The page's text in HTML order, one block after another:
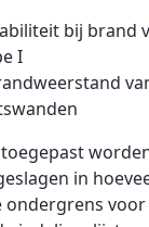
bij brand
I
in
voor